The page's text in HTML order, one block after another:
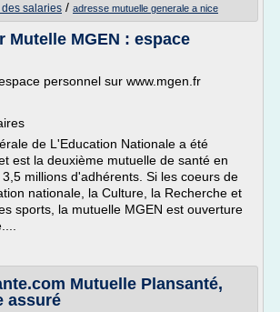
salaries / adresse mutuelle generale a nice
Mutelle MGEN : espace
personnel sur www.mgen.fr
de L'Education Nationale a été
est la deuxième mutuelle de santé en
millions d'adhérents. Si les coeurs de
nationale, la Culture, la Recherche et
sports, la mutuelle MGEN est ouverture
Mutuelle Plansanté,
assuré